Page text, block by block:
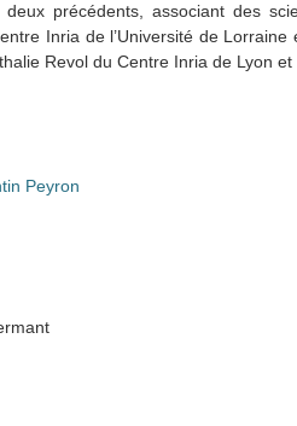
précédents, associant des
Inria de l’Université de Lorraine
Revol du Centre Inria de Lyon et
Peyron